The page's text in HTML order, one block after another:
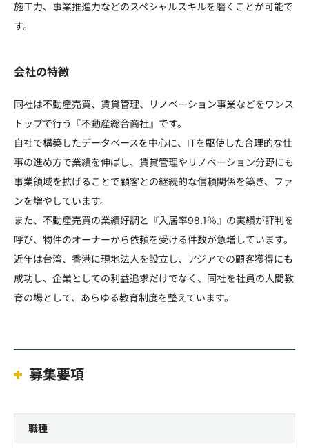
施工力、事業推進力などのスペシャルスキルを磨くことが可能で
す。
会社の特徴
同社は不動産売買、賃貸管理、リノベーション事業などをワンス
トップで行う『不動産総合商社』です。
自社で構築したデータベースを中心に、ITを駆使した合理的な仕
事の進め方で業績を伸ばし、賃貸管理やリノベーション分野にも
事業領域を拡げることで顧客との継続的な信頼関係を築き、ファ
ンを増やしています。
また、不動産売買の業績好調と『入居率98.1％』の実績が評判を
呼び、物件のオーナーから依頼を受ける件数が急増しています。
近年は台湾、香港に現地法人を設立し、アジアでの顧客獲得にも
成功し、企業としての利益追求だけでなく、同社を社員の人間教
育の場として、あらゆる教育制度を整えています。
募集要項
職種